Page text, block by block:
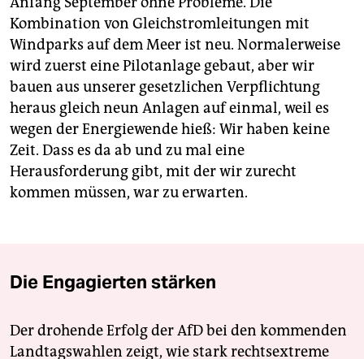
Kombination von Gleichstromleitungen mit
Windparks auf dem Meer ist neu. Normalerweise
wird zuerst eine Pilotanlage gebaut, aber wir
bauen aus unserer gesetzlichen Verpflichtung
heraus gleich neun Anlagen auf einmal, weil es
wegen der Energiewende hieß: Wir haben keine
Zeit. Dass es da ab und zu mal eine
Herausforderung gibt, mit der wir zurecht
kommen müssen, war zu erwarten.
Die Engagierten stärken
Der drohende Erfolg der AfD bei den kommenden
Landtagswahlen zeigt, wie stark rechtsextreme